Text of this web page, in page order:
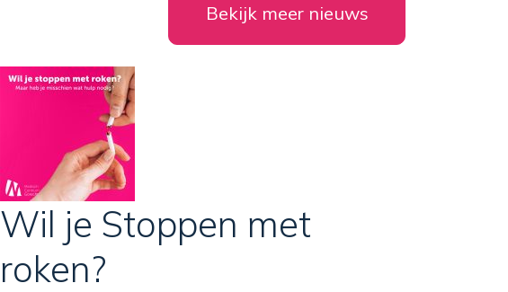
Bekijk meer nieuws
Wil je Stoppen met
roken?